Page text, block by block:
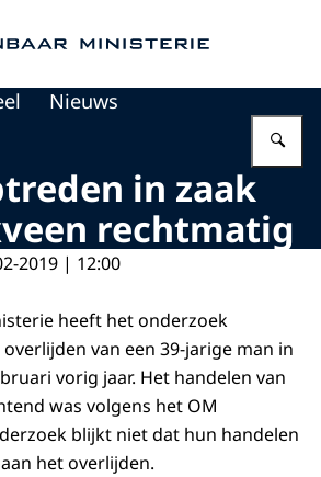
Nieuws
in zaak
rechtmatig
2019 | 12:00
heeft het onderzoek
van een 39-jarige man in
vorig jaar. Het handelen van
was volgens het OM
blijkt niet dat hun handelen
het overlijden.